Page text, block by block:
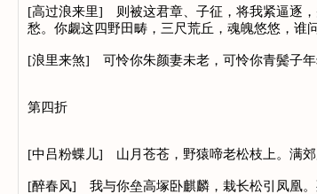
[高过浪来里] 则被这君章、子征，将我紧逼逐
愁。你觑这四野田畴，三尺荒丘，魂魄悠悠，谁
[浪里来煞] 可怜你朱颜妻未老，可怜你青鬓子年
第四折
[中吕粉蝶儿] 山月苍苍，野猿啼老松枝上。满郊
[醉春风] 我与你垒高塚卧麒麟，栽长松引凤凰。